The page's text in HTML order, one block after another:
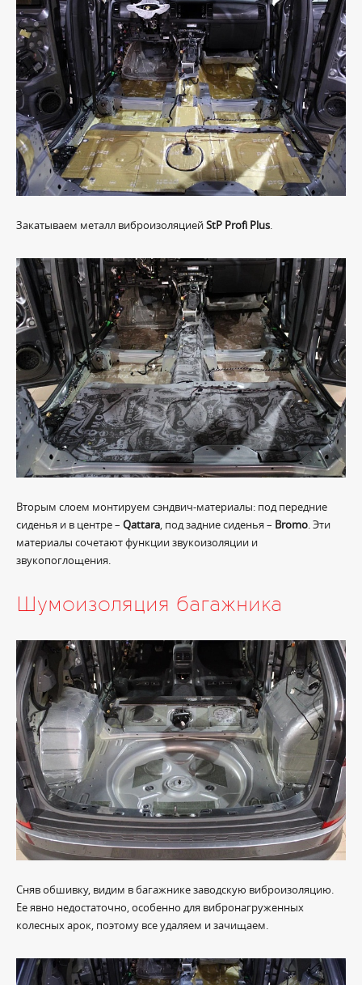
Закатываем металл виброизоляциейStP Profi Plus.
Вторым слоем монтируем сэндвич-материалы: под передние
сиденья и в центре – Qattara, под задние сиденья – Bromo. Эти
материалы сочетают функции звукоизоляции и
звукопоглощения.
Шумоизоляция багажника
Сняв обшивку, видим в багажнике заводскую виброизоляцию.
Ее явно недостаточно, особенно для вибронагруженных
колесных арок, поэтому все удаляем и зачищаем.